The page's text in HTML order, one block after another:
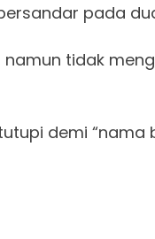
pada
tidak
demi “nama